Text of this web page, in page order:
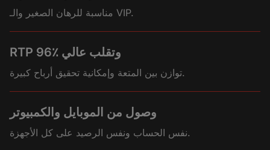
مناسبة للرهان الصغير والـ VIP.
RTP 96٪ وتقلب عالي
توازن بين المتعة وإمكانية تحقيق أرباح كبيرة.
وصول من الموبايل والكمبيوتر
نفس الحساب ونفس الرصيد على كل الأجهزة.